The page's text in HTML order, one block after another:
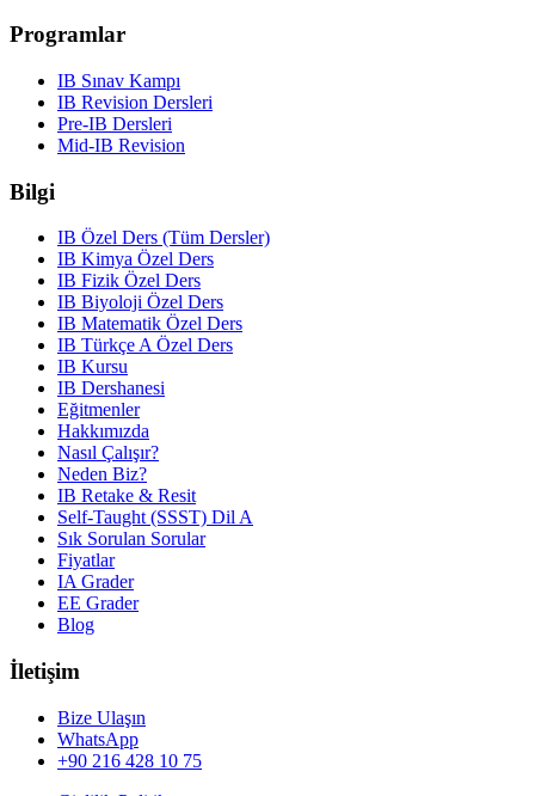
Programlar
IB Sınav Kampı
IB Revision Dersleri
Pre-IB Dersleri
Mid-IB Revision
Bilgi
IB Özel Ders (Tüm Dersler)
IB Kimya Özel Ders
IB Fizik Özel Ders
IB Biyoloji Özel Ders
IB Matematik Özel Ders
IB Türkçe A Özel Ders
IB Kursu
IB Dershanesi
Eğitmenler
Hakkımızda
Nasıl Çalışır?
Neden Biz?
IB Retake & Resit
Self-Taught (SSST) Dil A
Sık Sorulan Sorular
Fiyatlar
IA Grader
EE Grader
Blog
İletişim
Bize Ulaşın
WhatsApp
+90 216 428 10 75